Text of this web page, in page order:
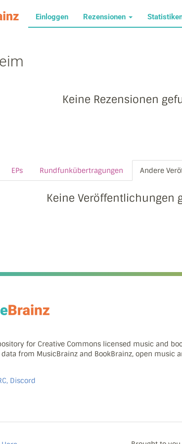
Einloggen Rezensionen
Keine Rezensionen
EPs Rundfunkübertragungen Andere
Keine Veröffentlichungen
for Creative Commons licensed music and
from MusicBrainz and BookBrainz, open music
Discord